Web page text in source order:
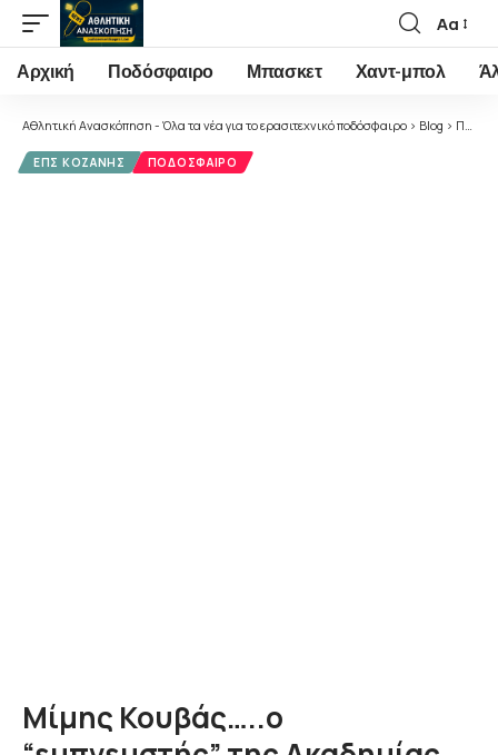
Font
Resizer
Αα
Αρχική Ποδόσφαιρο Μπασκετ Χαντ-μπολ
Αθλητική Ανασκόπηση - Όλα τα νέα για το ερασιτεχνικό ποδόσφαιρο > Blog > Ποδόσφαιρο
ΕΠΣ ΚΟΖΆΝΗΣ ΠΟΔΌΣΦΑΙΡΟ
Μίμης Κουβάς…..ο